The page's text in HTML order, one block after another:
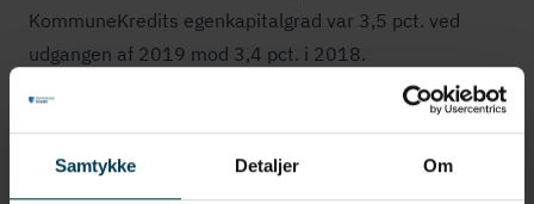
Samtykke Detaljer Om
KommuneKredits egen­ka­pi­tal­grad var 3,5 pct. ved
udgangen af 2019 mod 3,4 pct. i 2018.
I forbindelse med of­fent­lig­gø­rel­sen af årsrapporten
"KommuneKredit udsteder obligationer på vegne af